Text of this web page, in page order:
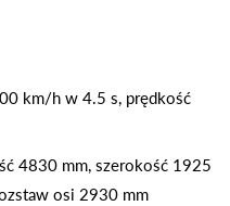
km/h w 4.5 s, prędkość
4830 mm, szerokość 1925
osi 2930 mm